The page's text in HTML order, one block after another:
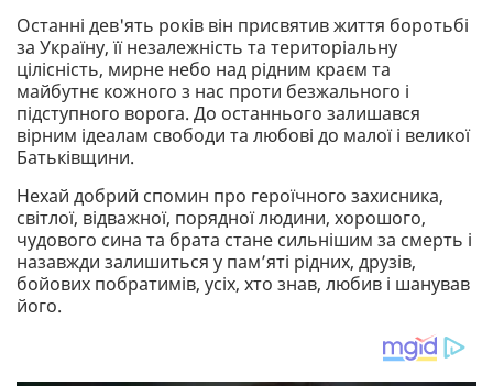
Останні дев'ять років він присвятив життя боротьбі
за Україну, її незалежність та територіальну
цілісність, мирне небо над рідним краєм та
майбутнє кожного з нас проти безжального і
підступного ворога. До останнього залишався
вірним ідеалам свободи та любові до малої і великої
Батьківщини.
Нехай добрий спомин про героїчного захисника,
світлої, відважної, порядної людини, хорошого,
чудового сина та брата стане сильнішим за смерть і
назавжди залишиться у пам’яті рідних, друзів,
бойових побратимів, усіх, хто знав, любив і шанував
його.